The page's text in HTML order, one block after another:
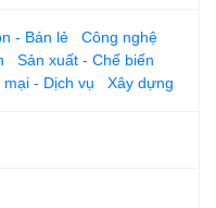
- Bán lẻ
Công nghệ
Sản xuất - Chế biến
- Dịch vụ
Xây dựng